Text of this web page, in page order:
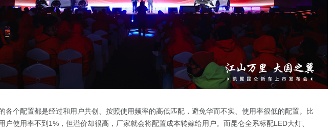
各个配置都是经过和用户共创、按照使用频率的高低匹配，避免华而不实、使用率很低的配置。比
户使用率不到1%，但溢价却很高，厂家就会将配置成本转嫁给用户。而昆仑全系标配LED大灯、